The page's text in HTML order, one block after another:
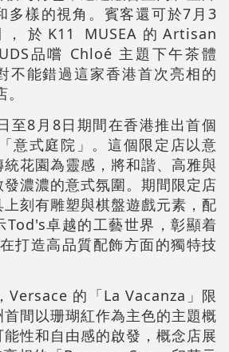
多樣的視角。賓客還可於7月3
於K11 MUSEA的Artisan
品嚐 Chloé 主題下午茶體
不能錯過這家香港首次亮相的
至8月8日期間在香港推出首個
式庭院」。這個限定店以意
花園為靈感，將和諧、高雅與
濃濃的意式氛圍。期間限定店
刻有雕塑與棋盤遊戲元素，配
Tod's卓越的工藝世界，彰顯着
打造高品質配飾方面的獨特技
Versace 的「La Vacanza」限
間以珊瑚紅作為主色的主題概
性和自由感的啟發，概念店展